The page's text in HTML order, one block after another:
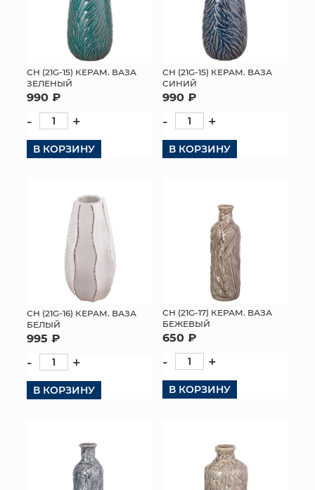
СН (21G-15) КЕРАМ. ВАЗА
ЗЕЛЕНЫЙ
990 ₽
- +
В КОРЗИНУ
СН (21G-15) КЕРАМ. ВАЗА
СИНИЙ
990 ₽
- +
В КОРЗИНУ
СН (21G-16) КЕРАМ. ВАЗА
БЕЛЫЙ
995 ₽
- +
В КОРЗИНУ
СН (21G-17) КЕРАМ. ВАЗА
БЕЖЕВЫЙ
650 ₽
- +
В КОРЗИНУ